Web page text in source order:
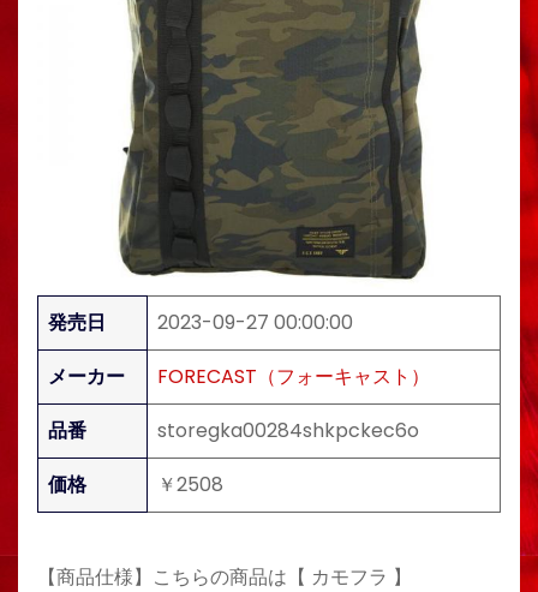
発売日
2023-09-27 00:00:00
メーカー
FORECAST（フォーキャスト）
品番
storegka00284shkpckec6o
価格
￥2508
【商品仕様】こちらの商品は【 カモフラ 】